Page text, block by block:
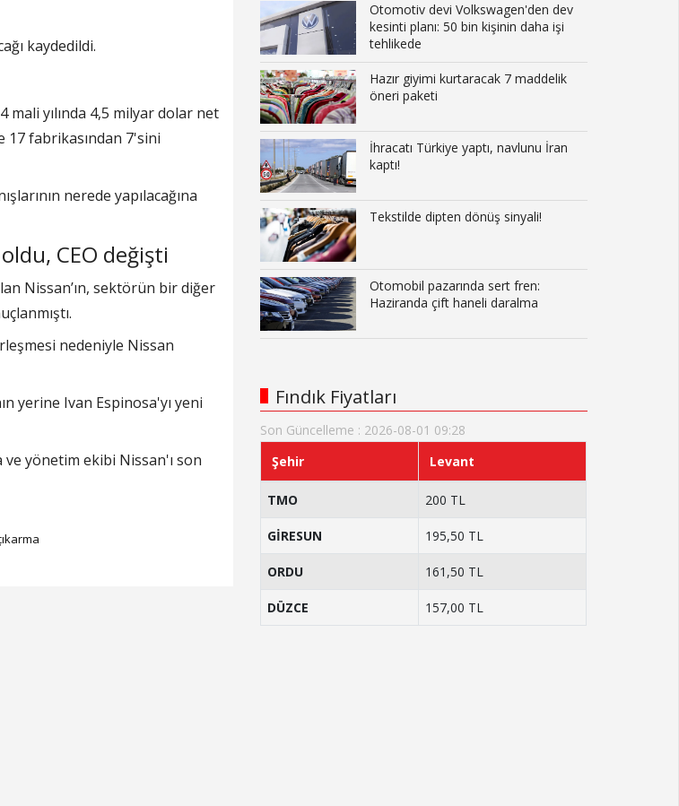
kaydedildi.
yılında 4,5 milyar dolar net
17 fabrikasından 7'sini
nerede yapılacağına
CEO değişti
Nissan’ın, sektörün bir diğer
nedeniyle Nissan
yerine Ivan Espinosa'yı yeni
ve yönetim ekibi Nissan'ı son
Otomotiv devi Volkswagen'den dev
kesinti planı: 50 bin kişinin daha işi
tehlikede
Hazır giyimi kurtaracak 7 maddelik
öneri paketi
İhracatı Türkiye yaptı, navlunu İran
kaptı!
Tekstilde dipten dönüş sinyali!
Otomobil pazarında sert fren:
Haziranda çift haneli daralma
Fındık Fiyatları
Son Güncelleme : 2026-08-01 09:28
Şehir
Levant
TMO 200 TL
GİRESUN 195,50 TL
ORDU 161,50 TL
DÜZCE 157,00 TL